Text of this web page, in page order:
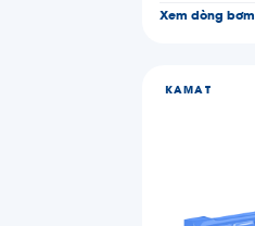
Xem dòng bơm
KAMAT